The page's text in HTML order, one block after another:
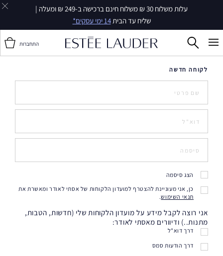
עלות משלוח 30 ₪ משלוח חינם ברכישה ב-249 ₪ ומעלה |
שליח עד הבית14 ימי עסקים*
התחברות
לקוחה חדשה
הצג סיסמה
כן, אני מעוניינת להצטרף למועדון הלקוחות של אסתי לאודר ומאשרת את
תנאי השימוש.
אני רוצה לקבל מידע על מועדון הלקוחות שלי (חדשות, הטבות,
מתנות..) ודיוורים מאסתי לאודר:
דרך דוא"ל
דרך הודעות סמס